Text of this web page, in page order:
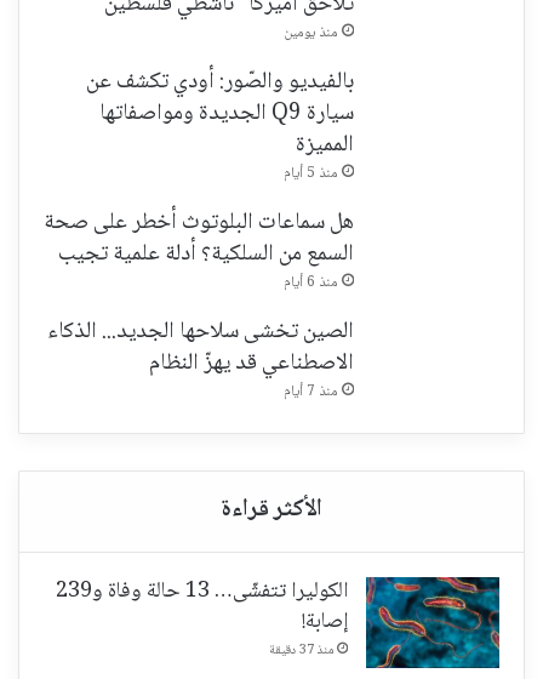
منذ يومين
بالفيديو والصّور: أودي تكشف عن
سيارة Q9 الجديدة ومواصفاتها
المميزة
منذ 5 أيام
هل سماعات البلوتوث أخطر على صحة
السمع من السلكية؟ أدلة علمية تجيب
منذ 6 أيام
الصين تخشى سلاحها الجديد... الذكاء
الاصطناعي قد يهزّ النظام
منذ 7 أيام
الكوليرا تتفشّى… 13 حالة وفاة و239
إصابة!
منذ 37 دقيقة